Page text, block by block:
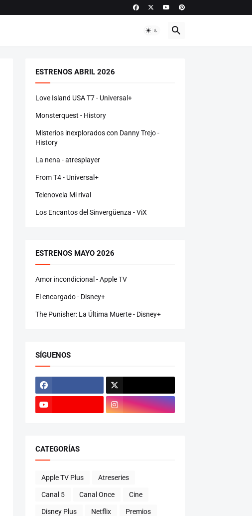
ESTRENOS ABRIL 2026
Love Island USA T7 - Universal+
Monsterquest - History
Misterios inexplorados con Danny Trejo -
History
La nena - atresplayer
From T4 - Universal+
Telenovela Mi rival
Los Encantos del Sinvergüenza - ViX
ESTRENOS MAYO 2026
Amor incondicional - Apple TV
El encargado - Disney+
The Punisher: La Última Muerte - Disney+
SÍGUENOS
CATEGORÍAS
Apple TV Plus Atreseries
Canal 5 Canal Once Cine
Disney Plus Netflix Premios